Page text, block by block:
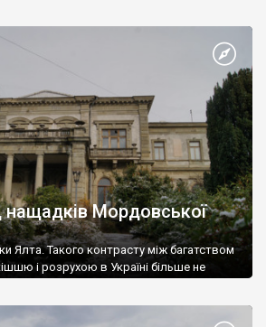
Мордовської
Ялта. Такого контрасту між багатством
і розрухою в Україні більше не